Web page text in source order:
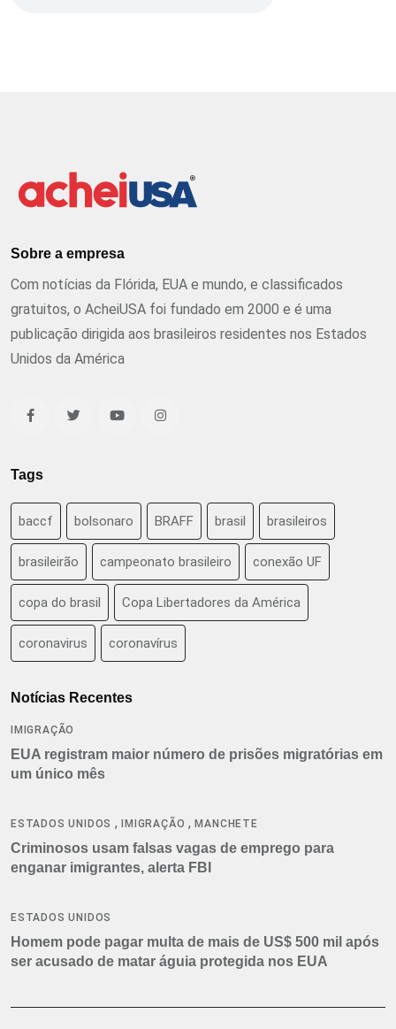
Sobre a empresa
Com notícias da Flórida, EUA e mundo, e classificados
gratuitos, o AcheiUSA foi fundado em 2000 e é uma
publicação dirigida aos brasileiros residentes nos Estados
Unidos da América
Tags
baccf bolsonaro BRAFF brasil brasileiros
brasileirão campeonato brasileiro conexão UF
copa do brasil Copa Libertadores da América
coronavirus coronavírus
Notícias Recentes
IMIGRAÇÃO
EUA registram maior número de prisões migratórias em
um único mês
ESTADOS UNIDOS ,IMIGRAÇÃO ,MANCHETE
Criminosos usam falsas vagas de emprego para
enganar imigrantes, alerta FBI
ESTADOS UNIDOS
Homem pode pagar multa de mais de US$ 500 mil após
ser acusado de matar águia protegida nos EUA